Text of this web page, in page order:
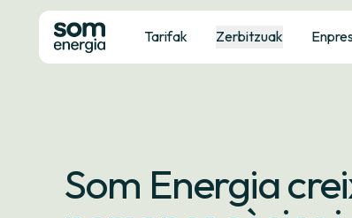
Tarifak Zerbitzuak
Som Energia